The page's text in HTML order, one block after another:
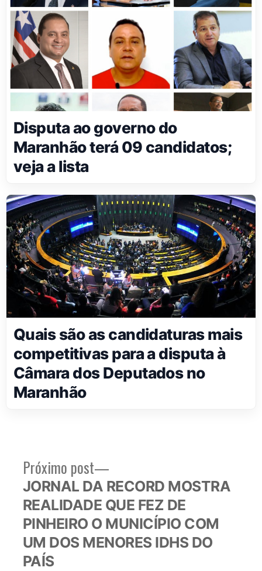
Disputa ao governo do
Maranhão terá 09 candidatos;
veja a lista
Quais são as candidaturas mais
competitivas para a disputa à
Câmara dos Deputados no
Maranhão
Navegação
de
Post
Próximo post
Próximo
post:
JORNAL DA RECORD MOSTRA
REALIDADE QUE FEZ DE
PINHEIRO O MUNICÍPIO COM
UM DOS MENORES IDHS DO
PAÍS